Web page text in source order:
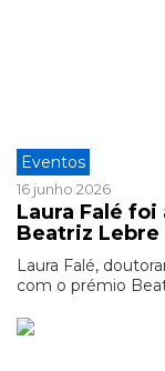
Eventos
16 junho 2026
Laura Falé
Beatriz Lebre
Laura Falé,
com o prémio